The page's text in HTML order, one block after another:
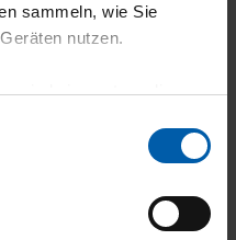
sammeln, wie Sie
nutzen.
sind eine notwendige
zur Auswahl und
die